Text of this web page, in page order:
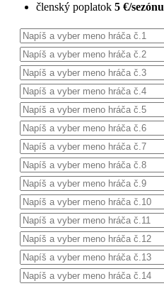
členský poplatok 5 €/sezónu